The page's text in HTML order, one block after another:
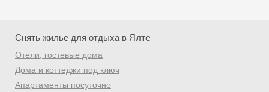
Снять жилье для отдыха в Ялте
Отели, гостевые дома
Дома и коттеджи под ключ
Апартаменты посуточно